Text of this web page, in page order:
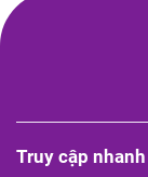
Truy cập nhanh